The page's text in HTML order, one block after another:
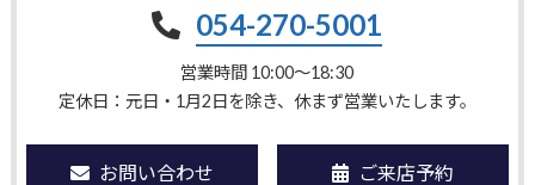
054-270-5001
営業時間 10:00〜18:30
定休日：元日・1月2日を除き、休まず営業いたします。
お問い合わせ ご来店予約